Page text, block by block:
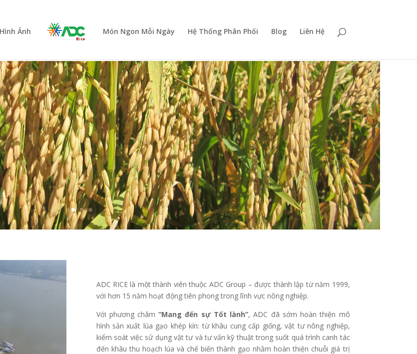
Hình Ảnh Món Ngon Mỗi Ngày Hệ Thống Phân Phối Blog Liên Hệ
ADC RICE là một thành viên thuộc ADC Group – được thành lập từ năm 1999,
với hơn 15 năm hoạt động tiên phong trong lĩnh vực nông nghiệp.
Với phương châm“Mang đến sự Tốt lành”, ADC đã sớm hoàn thiện mô
hình sản xuất lúa gạo khép kín: từ khâu cung cấp giống, vật tư nông nghiệp,
kiểm soát việc sử dụng vật tư và tư vấn kỹ thuật trong suốt quá trình canh tác
đến khâu thu hoạch lúa và chế biến thành gạo nhằm hoàn thiện chuỗi giá trị